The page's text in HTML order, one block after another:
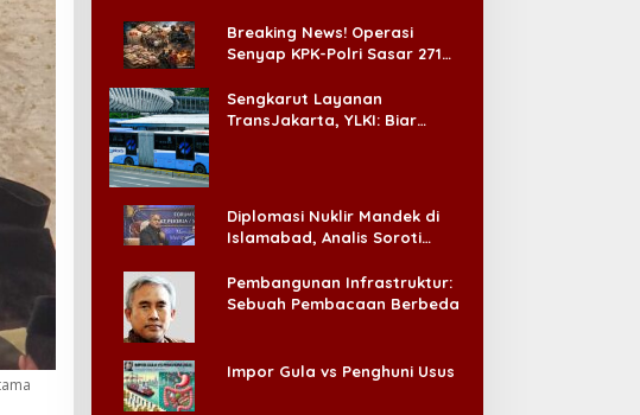
Breaking News! Operasi
Senyap KPK-Polri Sasar 271
Ada ‘Badai Pemeriksaan’
Sengkarut Layanan
TransJakarta, YLKI: Biar
Diplomasi Nuklir Mandek di
Islamabad, Analis Soroti
Pembangunan Infrastruktur:
Sebuah Pembacaan Berbeda
Impor Gula vs Penghuni Usus